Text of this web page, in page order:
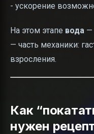
- ускорение
На этом этапе вода —
— часть механики:
взросления.
Как
нужен